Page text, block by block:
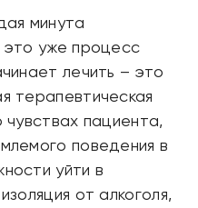
минута
уже процесс
лечить – это
терапевтическая
пациента,
поведения в
уйти в
от алкоголя,